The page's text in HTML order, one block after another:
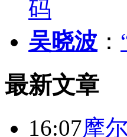
码
吴晓波 ：
最新文章
16:07摩